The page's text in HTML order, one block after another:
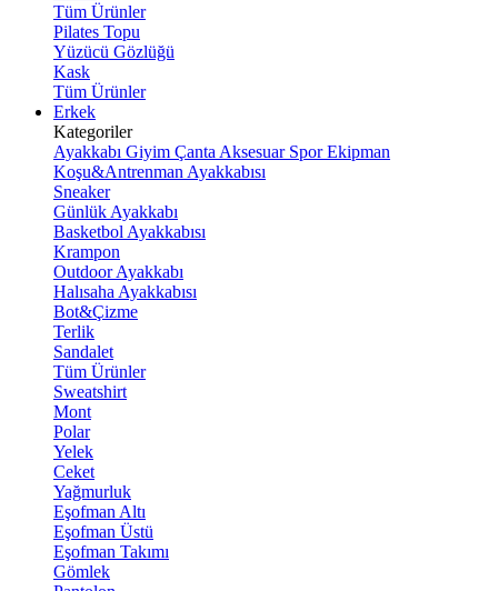
Tüm Ürünler
Pilates Topu
Yüzücü Gözlüğü
Kask
Tüm Ürünler
Erkek
Kategoriler
Ayakkabı Giyim Çanta Aksesuar Spor Ekipman
Koşu&Antrenman Ayakkabısı
Sneaker
Günlük Ayakkabı
Basketbol Ayakkabısı
Krampon
Outdoor Ayakkabı
Halısaha Ayakkabısı
Bot&Çizme
Terlik
Sandalet
Tüm Ürünler
Sweatshirt
Mont
Polar
Yelek
Ceket
Yağmurluk
Eşofman Altı
Eşofman Üstü
Eşofman Takımı
Gömlek